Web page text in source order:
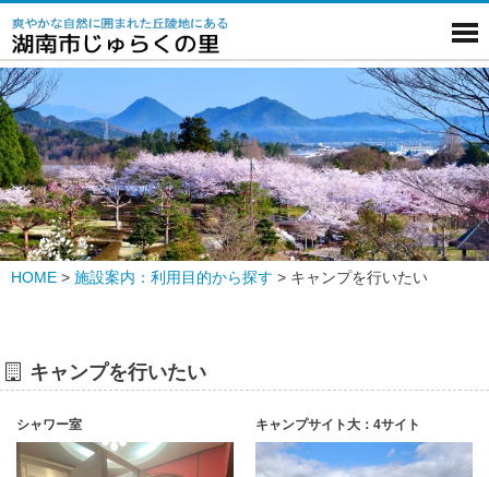
HOME > 施設案内：利用目的から探す > キャンプを行いたい
キャンプを行いたい
シャワー室 キャンプサイト大：4サイト